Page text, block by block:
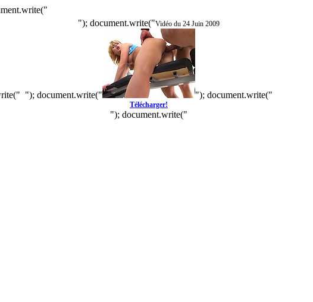
"); document.write("Vidéo du 24 Juin 2009
"); document.write(" "); document.write("
Télécharger!
"); document.write("